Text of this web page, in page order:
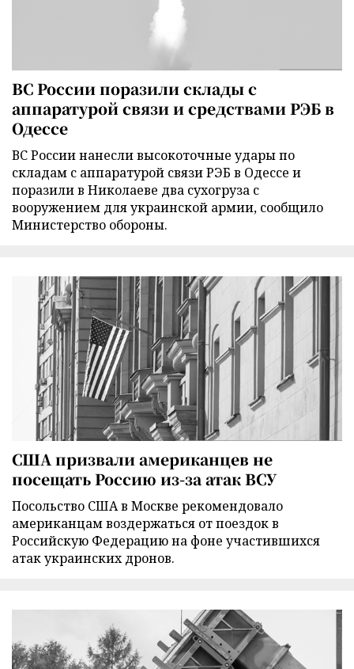
ВС России поразили склады с
аппаратурой связи и средствами РЭБ в
Одессе
ВС России нанесли высокоточные удары по
складам с аппаратурой связи РЭБ в Одессе и
поразили в Николаеве два сухогруза с
вооружением для украинской армии, сообщило
Министерство обороны.
США призвали американцев не
посещать Россию из-за атак ВСУ
Посольство США в Москве рекомендовало
американцам воздержаться от поездок в
Российскую Федерацию на фоне участившихся
атак украинских дронов.